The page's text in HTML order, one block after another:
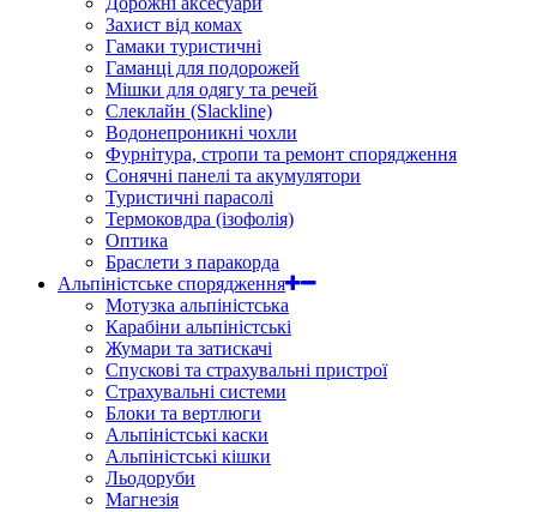
Захист від комах
Гамаки туристичні
Гаманці для подорожей
Мішки для одягу та речей
Слеклайн (Slackline)
Водонепроникні чохли
Фурнітура, стропи та ремонт спорядження
Сонячні панелі та акумулятори
Туристичні парасолі
Термоковдра (ізофолія)
Оптика
Браслети з паракорда
Альпіністське спорядження
Мотузка альпіністська
Карабіни альпіністські
Жумари та затискачі
Спускові та страхувальні пристрої
Страхувальні системи
Блоки та вертлюги
Альпіністські каски
Альпіністські кішки
Льодоруби
Магнезія